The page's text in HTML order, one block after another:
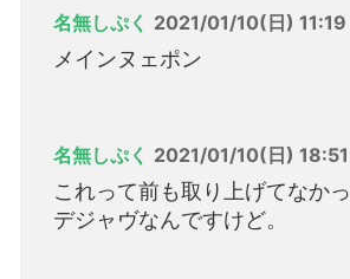
名無しぷく 2021/01/10(日) 11:19
メインヌェポン
名無しぷく 2021/01/10(日) 18:51
これって前も取り上げてなか
デジャヴなんですけど。